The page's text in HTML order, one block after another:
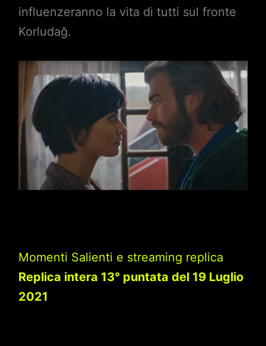
influenzeranno la vita di tutti sul fronte
Korludağ.
Momenti Salienti e streaming replica
Replica intera 13° puntata del 19 Luglio
2021